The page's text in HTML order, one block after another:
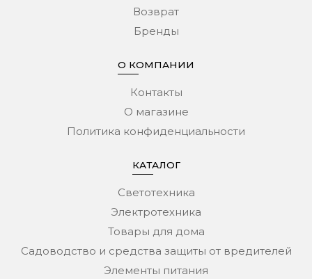
Возврат
Бренды
О КОМПАНИИ
Контакты
О магазине
Политика конфиденциальности
КАТАЛОГ
Светотехника
Электротехника
Товары для дома
Садоводство и средства защиты от вредителей
Элементы питания